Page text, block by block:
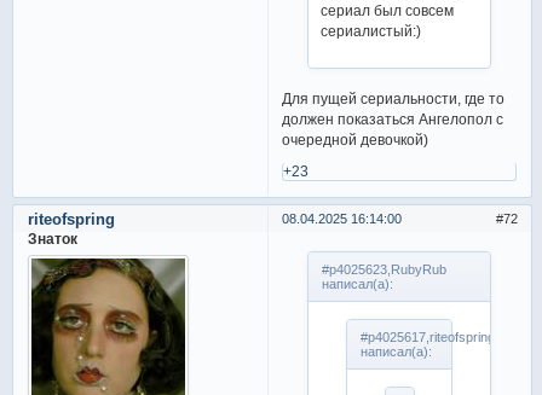
сериал был совсем
сериалистый:)
Для пущей сериальности, где то
должен показаться Ангелопол с
очередной девочкой)
+23
72
08.04.2025 16:14:00
riteofspring
Знаток
#p4025623,RubyRub
написал(а):
#p4025617,riteofspring
написал(а):